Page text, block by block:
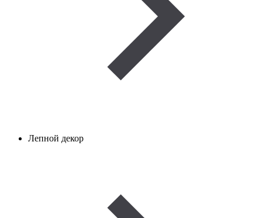
Лепной декор